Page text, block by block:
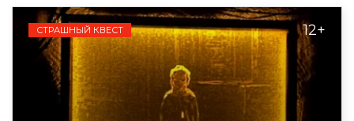
СТРАШНЫЙ КВЕСТ 12+